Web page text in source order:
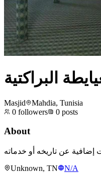
البراكتية
Masjid
Mahdia, Tunisia
0 followers 0 posts
About
Unknown, TN
N/A